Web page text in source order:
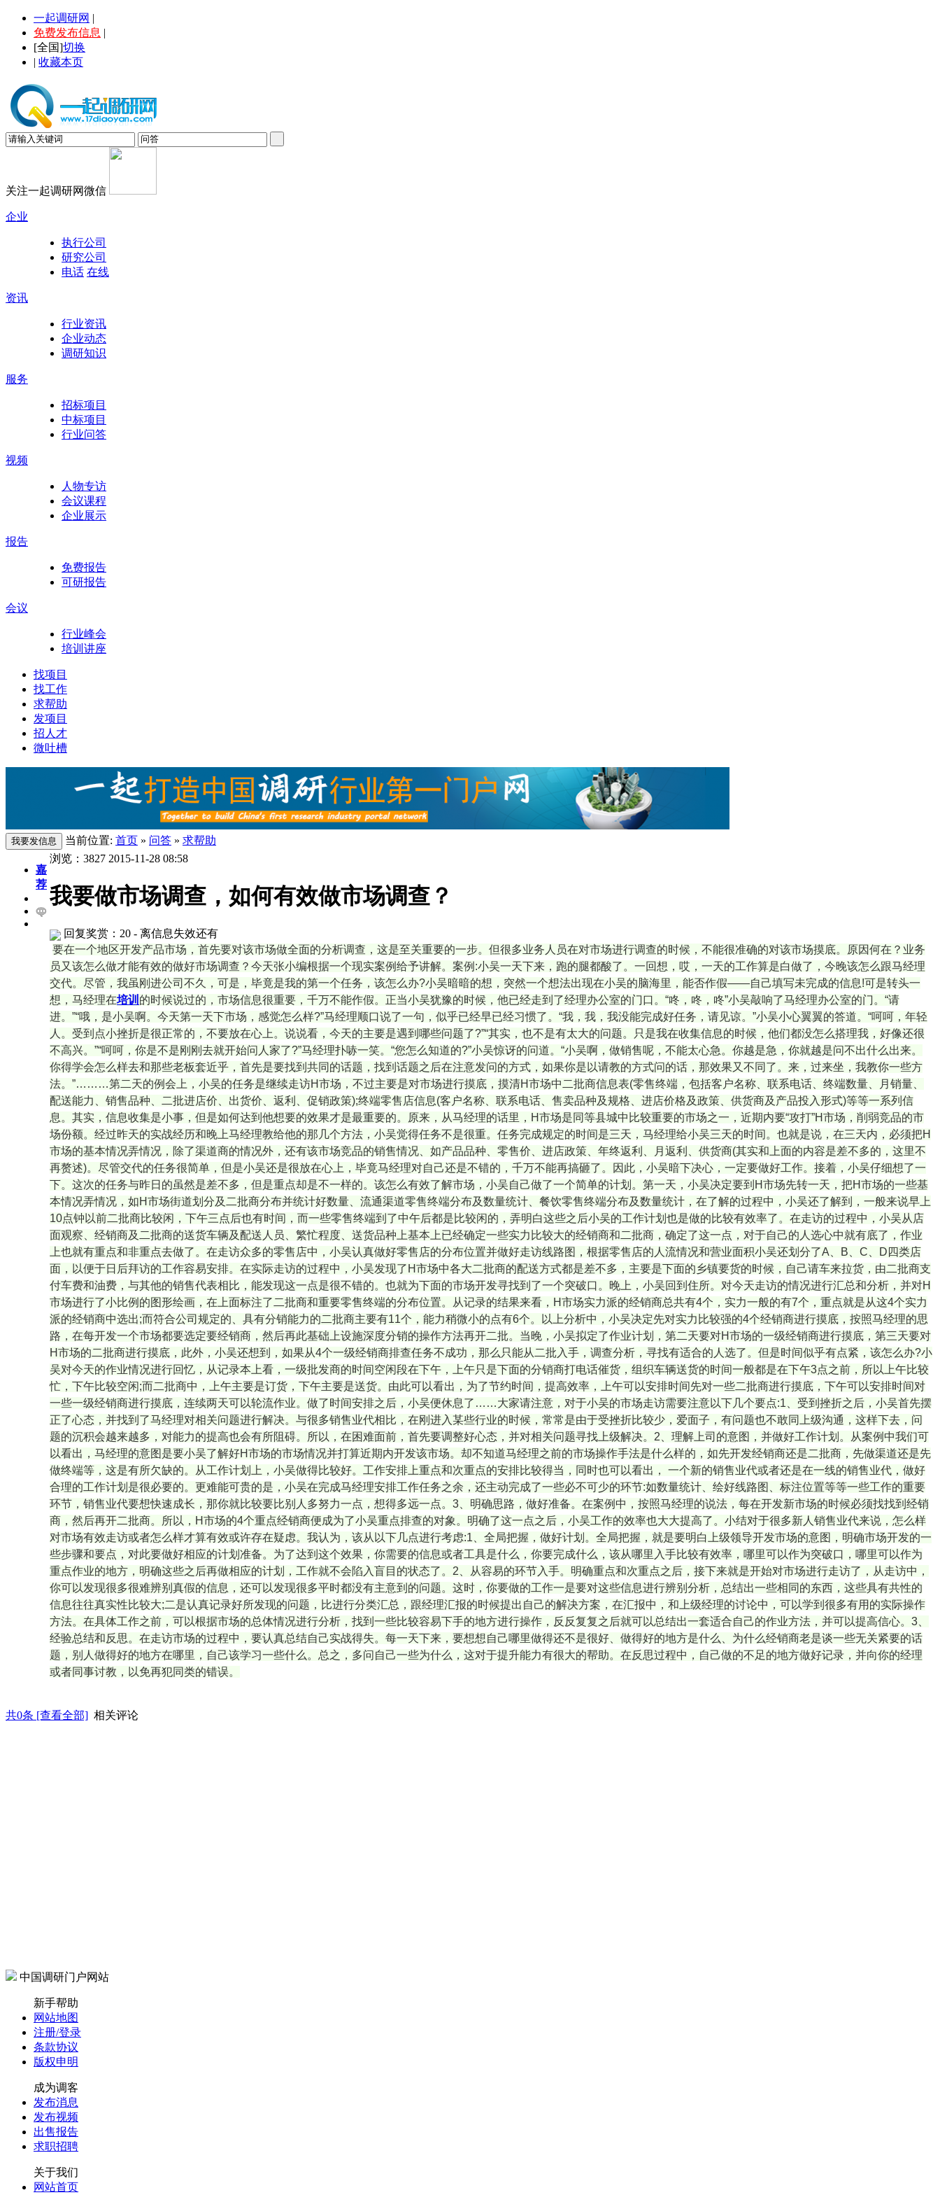
一起调研网 |
免费发布信息 |
[全国]切换
| 收藏本页
关注一起调研网微信
企业
执行公司
研究公司
电话 在线
资讯
行业资讯
企业动态
调研知识
服务
招标项目
中标项目
行业问答
视频
人物专访
会议课程
企业展示
报告
免费报告
可研报告
会议
行业峰会
培训讲座
找项目
找工作
求帮助
发项目
招人才
微吐槽
当前位置: 首页 » 问答 » 求帮助
嘉
荐
浏览： 3827 2015-11-28 08:58
我要做市场调查，如何有效做市场调查？
回复奖赏：20 - 离信息失效还有
要在一个地区开发产品市场，首先要对该市场做全面的分析调查，这是至关重要的一步。但很多业务人员在对市场进行调查的时候，不能很准确的对该市场摸底。原因何在？业务
员又该怎么做才能有效的做好市场调查？今天张小编根据一个现实案例给予讲解。案例:小吴一天下来，跑的腿都酸了。一回想，哎，一天的工作算是白做了，今晚该怎么跟马经理
交代。尽管，我虽刚进公司不久，可是，毕竟是我的第一个任务，该怎么办?小吴暗暗的想，突然一个想法出现在小吴的脑海里，能否作假——自己填写未完成的信息!可是转头一
想，马经理在培训 的时候说过的，市场信息很重要，千万不能作假。正当小吴犹豫的时候，他已经走到了经理办公室的门口。“咚，咚，咚”小吴敲响了马经理办公室的门。“请
进。”“哦，是小吴啊。今天第一天下市场，感觉怎么样?”马经理顺口说了一句，似乎已经早已经习惯了。“我，我，我没能完成好任务，请见谅。”小吴小心翼翼的答道。“呵呵，年轻
人。受到点小挫折是很正常的，不要放在心上。说说看，今天的主要是遇到哪些问题了?”“其实，也不是有太大的问题。只是我在收集信息的时候，他们都没怎么搭理我，好像还很
不高兴。”“呵呵，你是不是刚刚去就开始问人家了?”马经理扑哧一笑。“您怎么知道的?”小吴惊讶的问道。“小吴啊，做销售呢，不能太心急。你越是急，你就越是问不出什么出来。
你得学会怎么样去和那些老板套近乎，首先是要找到共同的话题，找到话题之后在注意发问的方式，如果你是以请教的方式问的话，那效果又不同了。来，过来坐，我教你一些方
法。”………第二天的例会上，小吴的任务是继续走访H市场，不过主要是对市场进行摸底，摸清H市场中二批商信息表(零售终端，包括客户名称、联系电话、终端数量、月销量、
配送能力、销售品种、二批进店价、出货价、返利、促销政策);终端零售店信息(客户名称、联系电话、售卖品种及规格、进店价格及政策、供货商及产品投入形式)等等一系列信
息。其实，信息收集是小事，但是如何达到他想要的效果才是最重要的。原来，从马经理的话里，H市场是同等县城中比较重要的市场之一，近期内要“攻打”H市场，削弱竞品的市
场份额。经过昨天的实战经历和晚上马经理教给他的那几个方法，小吴觉得任务不是很重。任务完成规定的时间是三天，马经理给小吴三天的时间。也就是说，在三天内，必须把H
市场的基本情况弄情况，除了渠道商的情况外，还有该市场竞品的销售情况、如产品品种、零售价、进店政策、年终返利、月返利、供货商(其实和上面的内容是差不多的，这里不
再赘述)。尽管交代的任务很简单，但是小吴还是很放在心上，毕竟马经理对自己还是不错的，千万不能再搞砸了。因此，小吴暗下决心，一定要做好工作。接着，小吴仔细想了一
下。这次的任务与昨日的虽然是差不多，但是重点却是不一样的。该怎么有效了解市场，小吴自己做了一个简单的计划。第一天，小吴决定要到H市场先转一天，把H市场的一些基
本情况弄情况，如H市场街道划分及二批商分布并统计好数量、流通渠道零售终端分布及数量统计、餐饮零售终端分布及数量统计，在了解的过程中，小吴还了解到，一般来说早上
10点钟以前二批商比较闲，下午三点后也有时间，而一些零售终端到了中午后都是比较闲的，弄明白这些之后小吴的工作计划也是做的比较有效率了。在走访的过程中，小吴从店
面观察、经销商及二批商的送货车辆及配送人员、繁忙程度、送货品种上基本上已经确定一些实力比较大的经销商和二批商，确定了这一点，对于自己的人选心中就有底了，作业
上也就有重点和非重点去做了。在走访众多的零售店中，小吴认真做好零售店的分布位置并做好走访线路图，根据零售店的人流情况和营业面积小吴还划分了A、B、C、D四类店
面，以便于日后拜访的工作容易安排。在实际走访的过程中，小吴发现了H市场中各大二批商的配送方式都是差不多，主要是下面的乡镇要货的时候，自己请车来拉货，由二批商支
付车费和油费，与其他的销售代表相比，能发现这一点是很不错的。也就为下面的市场开发寻找到了一个突破口。晚上，小吴回到住所。对今天走访的情况进行汇总和分析，并对H
市场进行了小比例的图形绘画，在上面标注了二批商和重要零售终端的分布位置。从记录的结果来看，H市场实力派的经销商总共有4个，实力一般的有7个，重点就是从这4个实力
派的经销商中选出;而符合公司规定的、具有分销能力的二批商主要有11个，能力稍微小的点有6个。以上分析中，小吴决定先对实力比较强的4个经销商进行摸底，按照马经理的思
路，在每开发一个市场都要选定要经销商，然后再此基础上设施深度分销的操作方法再开二批。当晚，小吴拟定了作业计划，第二天要对H市场的一级经销商进行摸底，第三天要对
H市场的二批商进行摸底，此外，小吴还想到，如果从4个一级经销商排查任务不成功，那么只能从二批入手，调查分析，寻找有适合的人选了。但是时间似乎有点紧，该怎么办?小
吴对今天的作业情况进行回忆，从记录本上看，一级批发商的时间空闲段在下午，上午只是下面的分销商打电话催货，组织车辆送货的时间一般都是在下午3点之前，所以上午比较
忙，下午比较空闲;而二批商中，上午主要是订货，下午主要是送货。由此可以看出，为了节约时间，提高效率，上午可以安排时间先对一些二批商进行摸底，下午可以安排时间对
一些一级经销商进行摸底，连续两天可以轮流作业。做了时间安排之后，小吴便休息了……大家请注意，对于小吴的市场走访需要注意以下几个要点:1、受到挫折之后，小吴首先摆
正了心态，并找到了马经理对相关问题进行解决。与很多销售业代相比，在刚进入某些行业的时候，常常是由于受挫折比较少，爱面子，有问题也不敢同上级沟通，这样下去，问
题的沉积会越来越多，对能力的提高也会有所阻碍。所以，在困难面前，首先要调整好心态，并对相关问题寻找上级解决。2、理解上司的意图，并做好工作计划。从案例中我们可
以看出，马经理的意图是要小吴了解好H市场的市场情况并打算近期内开发该市场。却不知道马经理之前的市场操作手法是什么样的，如先开发经销商还是二批商，先做渠道还是先
做终端等，这是有所欠缺的。从工作计划上，小吴做得比较好。工作安排上重点和次重点的安排比较得当，同时也可以看出， 一个新的销售业代或者还是在一线的销售业代，做好
合理的工作计划是很必要的。更难能可贵的是，小吴在完成马经理安排工作任务之余，还主动完成了一些必不可少的环节:如数量统计、绘好线路图、标注位置等等一些工作的重要
环节，销售业代要想快速成长，那你就比较要比别人多努力一点，想得多远一点。3、明确思路，做好准备。在案例中，按照马经理的说法，每在开发新市场的时候必须找找到经销
商，然后再开二批商。所以，H市场的4个重点经销商便成为了小吴重点排查的对象。明确了这一点之后，小吴工作的效率也大大提高了。小结对于很多新人销售业代来说，怎么样
对市场有效走访或者怎么样才算有效或许存在疑虑。我认为，该从以下几点进行考虑:1、全局把握，做好计划。全局把握，就是要明白上级领导开发市场的意图，明确市场开发的一
些步骤和要点，对此要做好相应的计划准备。为了达到这个效果，你需要的信息或者工具是什么，你要完成什么，该从哪里入手比较有效率，哪里可以作为突破口，哪里可以作为
重点作业的地方，明确这些之后再做相应的计划，工作就不会陷入盲目的状态了。2、从容易的环节入手。明确重点和次重点之后，接下来就是开始对市场进行走访了，从走访中，
你可以发现很多很难辨别真假的信息，还可以发现很多平时都没有主意到的问题。这时，你要做的工作一是要对这些信息进行辨别分析，总结出一些相同的东西，这些具有共性的
信息往往真实性比较大;二是认真记录好所发现的问题，比进行分类汇总，跟经理汇报的时候提出自己的解决方案，在汇报中，和上级经理的讨论中，可以学到很多有用的实际操作
方法。在具体工作之前，可以根据市场的总体情况进行分析，找到一些比较容易下手的地方进行操作，反反复复之后就可以总结出一套适合自己的作业方法，并可以提高信心。3、
经验总结和反思。在走访市场的过程中，要认真总结自己实战得失。每一天下来，要想想自己哪里做得还不是很好、做得好的地方是什么、为什么经销商老是谈一些无关紧要的话
题，别人做得好的地方在哪里，自己该学习一些什么。总之，多问自己一些为什么，这对于提升能力有很大的帮助。在反思过程中，自己做的不足的地方做好记录，并向你的经理
或者同事讨教，以免再犯同类的错误。
共0条 [查看全部] 相关评论
中国调研门户网站
新手帮助
网站地图
注册/登录
条款协议
版权申明
成为调客
发布消息
发布视频
出售报告
求职招聘
关于我们
网站首页